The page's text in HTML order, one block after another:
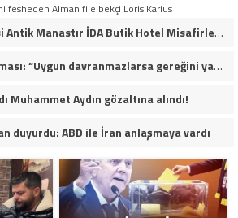
fesheden Alman file bekçi Loris Karius
Kazdağları’nın Gözdesi Antik Manastır İDA Butik Hotel Misafirlerinden Tam Not Alıyor
Trump’tan İran açıklaması: “Uygun davranmazlarsa gereğini yaparım”
Muhammet Aydın gözaltına alındı!
duyurdu: ABD ile İran anlaşmaya vardı